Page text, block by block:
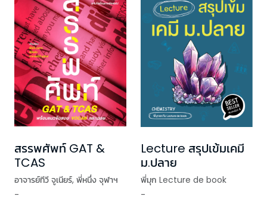
สรรพศัพท์ GAT &
TCAS
อาจารย์ทีวี จูเนียร์, พี่หนึ่ง จุฬาฯ
,
-
Lecture สรุปเข้มเคมี
ม.ปลาย
พี่มุก Lecture de book
-